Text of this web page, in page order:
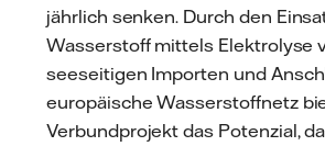
jährlich senken. Durch den
Wasserstoff mittels Elektrolyse
seeseitigen Importen und
europäische Wasserstoffnetz
Verbundprojekt das Potenzial,